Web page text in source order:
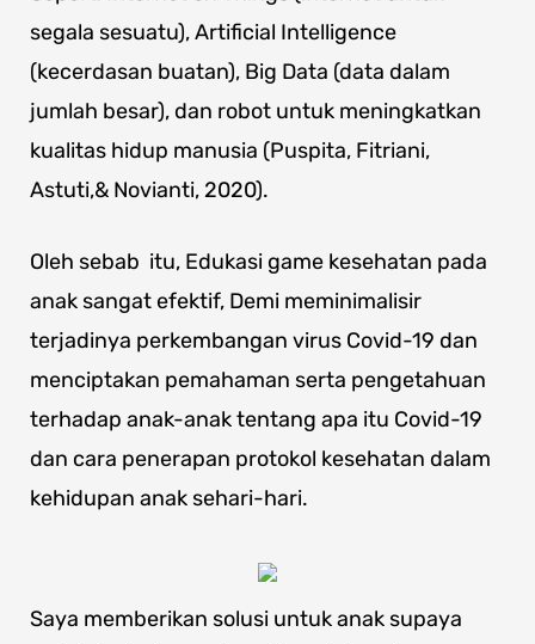
segala sesuatu), Artificial Intelligence
(kecerdasan buatan), Big Data (data dalam
jumlah besar), dan robot untuk meningkatkan
kualitas hidup manusia (Puspita, Fitriani,
Astuti,& Novianti, 2020).
Oleh sebab itu, Edukasi game kesehatan pada
anak sangat efektif, Demi meminimalisir
terjadinya perkembangan virus Covid-19 dan
menciptakan pemahaman serta pengetahuan
terhadap anak-anak tentang apa itu Covid-19
dan cara penerapan protokol kesehatan dalam
kehidupan anak sehari-hari.
Saya memberikan solusi untuk anak supaya